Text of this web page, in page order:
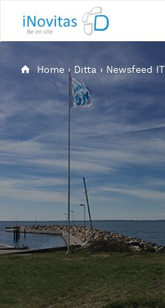
Home › Ditta › Newsfeed IT